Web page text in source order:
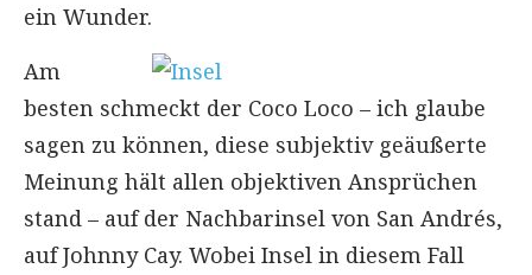
ein Wunder.
Am
besten schmeckt der Coco Loco – ich glaube
sagen zu können, diese subjektiv geäußerte
Meinung hält allen objektiven Ansprüchen
stand – auf der Nachbarinsel von San Andrés,
auf Johnny Cay. Wobei Insel in diesem Fall